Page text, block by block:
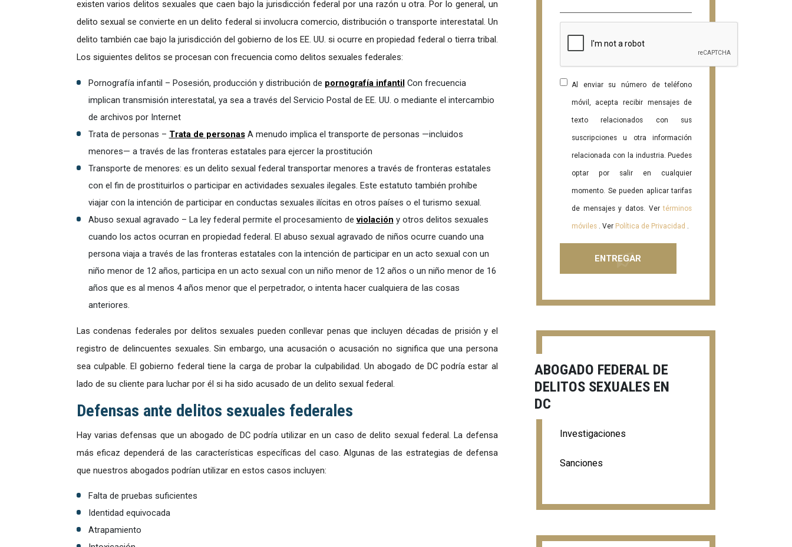
existen varios delitos sexuales que caen bajo la jurisdicción federal por una razón u otra. Por lo general, un
delito sexual se convierte en un delito federal si involucra comercio, distribución o transporte interestatal. Un
delito también cae bajo la jurisdicción del gobierno de los EE. UU. si ocurre en propiedad federal o tierra tribal.
Los siguientes delitos se procesan con frecuencia como delitos sexuales federales:
Pornografía infantil – Posesión, producción y distribución de pornografía infantil Con frecuencia
implican transmisión interestatal, ya sea a través del Servicio Postal de EE. UU. o mediante el intercambio
de archivos por Internet
Trata de personas – Trata de personasA menudo implica el transporte de personas —incluidos
menores— a través de las fronteras estatales para ejercer la prostitución
Transporte de menores: es un delito sexual federal transportar menores a través de fronteras estatales
con el fin de prostituirlos o participar en actividades sexuales ilegales. Este estatuto también prohíbe
viajar con la intención de participar en conductas sexuales ilícitas en otros países o el turismo sexual.
Abuso sexual agravado – La ley federal permite el procesamiento deviolación y otros delitos sexuales
cuando los actos ocurran en propiedad federal. El abuso sexual agravado de niños ocurre cuando una
persona viaja a través de las fronteras estatales con la intención de participar en un acto sexual con un
niño menor de 12 años, participa en un acto sexual con un niño menor de 12 años o un niño menor de 16
años que es al menos 4 años menor que el perpetrador, o intenta hacer cualquiera de las cosas
anteriores.
Las condenas federales por delitos sexuales pueden conllevar penas que incluyen décadas de prisión y el
registro de delincuentes sexuales. Sin embargo, una acusación o acusación no significa que una persona
sea culpable. El gobierno federal tiene la carga de probar la culpabilidad. Un abogado de DC podría estar al
lado de su cliente para luchar por él si ha sido acusado de un delito sexual federal.
Defensas ante delitos sexuales federales
Hay varias defensas que un abogado de DC podría utilizar en un caso de delito sexual federal. La defensa
más eficaz dependerá de las características específicas del caso. Algunas de las estrategias de defensa
que nuestros abogados podrían utilizar en estos casos incluyen:
Falta de pruebas suficientes
Identidad equivocada
Atrapamiento
Al enviar su número de teléfono
móvil, acepta recibir mensajes de
texto relacionados con sus
suscripciones u otra información
relacionada con la industria. Puedes
optar por salir en cualquier
momento. Se pueden aplicar tarifas
de mensajes y datos. Vertérminos
móviles . Ver Política de Privacidad .
ABOGADO FEDERAL DE
DELITOS SEXUALES EN
DC
Investigaciones
Sanciones